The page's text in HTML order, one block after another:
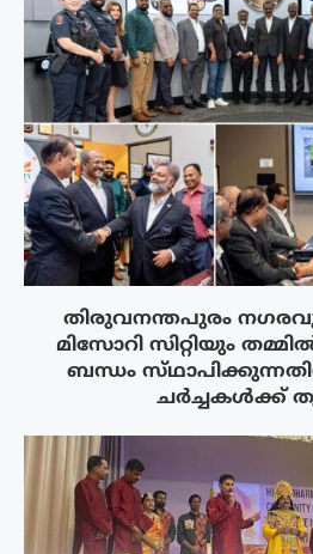
തിരുവനന്തപുരം
മിസോറി സിറ്റിയും
ബന്ധം
ചർച്ചകൾക്ക്